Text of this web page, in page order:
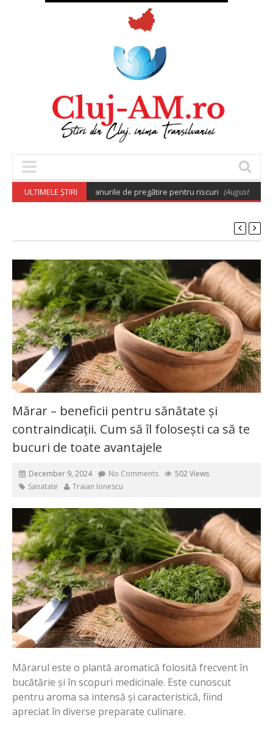
ULTIMELE ȘTIRI
care aprobă planurile de pregătire pentru riscuri (August 7, 2026 6:03
Mărar – beneficii pentru sănătate și
contraindicații. Cum să îl folosești ca să te
bucuri de toate avantajele
December 9, 2024 No Comments
502 Views
Sanatate
Traian Ionescu
Mărarul este o plantă aromatică folosită frecvent în
bucătărie și în scopuri medicinale. Este cunoscut
pentru aroma sa intensă și caracteristică, fiind
apreciat în diverse preparate culinare.